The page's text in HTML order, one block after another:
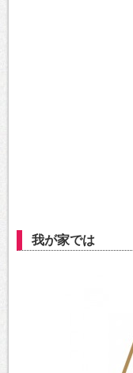
我が家では